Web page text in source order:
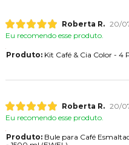
Roberta R. 20/
Eu recomendo esse produto.
Produto:Kit Café & Cia Color - 4
Roberta R. 20/
Eu recomendo esse produto.
Produto:Bule para Café